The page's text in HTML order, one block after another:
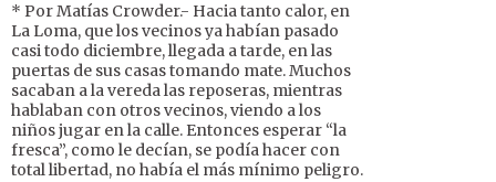
* Por Matías Crowder.- Hacia tanto calor, en
La Loma, que los vecinos ya habían pasado
casi todo diciembre, llegada a tarde, en las
puertas de sus casas tomando mate. Muchos
sacaban a la vereda las reposeras, mientras
hablaban con otros vecinos, viendo a los
niños jugar en la calle. Entonces esperar “la
fresca”, como le decían, se podía hacer con
total libertad, no había el más mínimo peligro.